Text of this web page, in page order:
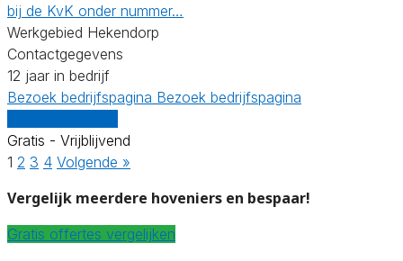
bij de KvK onder nummer…
Werkgebied Hekendorp
Contactgegevens
12 jaar in bedrijf
Bezoek bedrijfspagina Bezoek bedrijfspagina
Gratis - Vrijblijvend
1 2 3 4 Volgende »
Vergelijk meerdere hoveniers en bespaar!
Gratis offertes vergelijken